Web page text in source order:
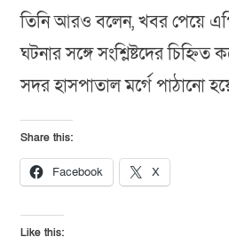
তিনি আরও বলেন, খবর পেয়ে
ঘটনার সঙ্গে সংশ্লিষ্টদের
সদর হাসপাতাল মর্গে পাঠানো
Share this:
Facebook X
Like this: